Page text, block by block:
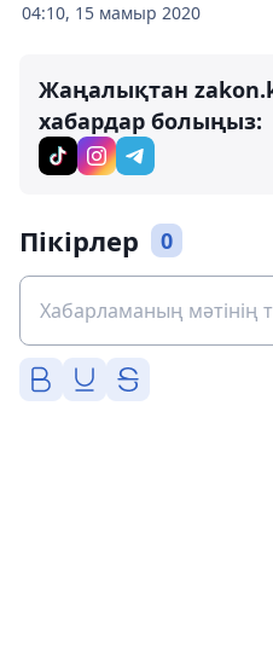
04:10, 15 мамыр 2020
Жаңалықтан
хабардар болыңыз:
Пікірлер 0